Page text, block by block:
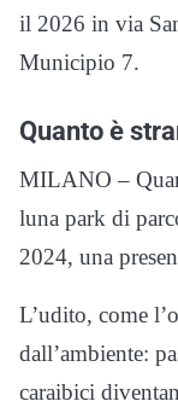
il 2026 in via
Municipio 7.
Quanto è
MILANO –
luna park di
2024, una
L’udito, come
dall’ambiente:
caraibici